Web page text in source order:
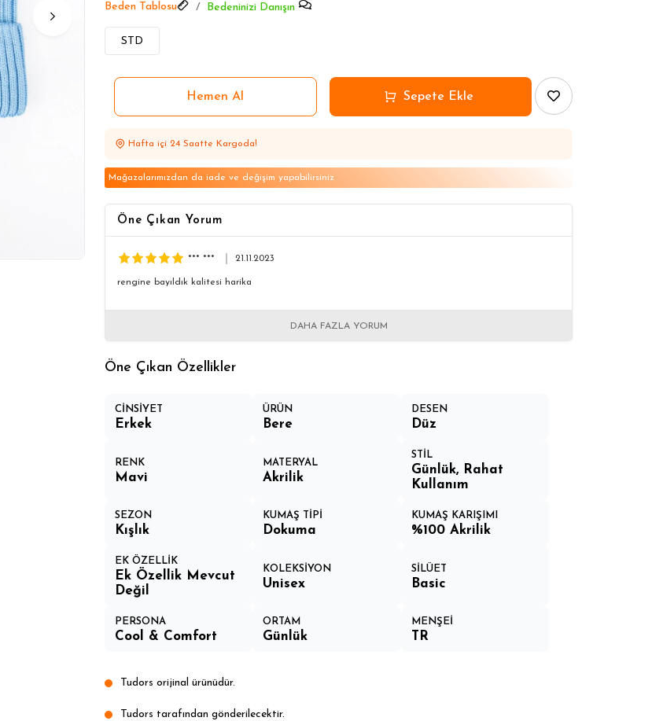
Beden Tablosu Bedeninizi Danışın
STD
Hafta içi 24 Saatte Kargoda!
Mağazalarımızdan da iade ve değişim yapabilirsiniz
Öne Çıkan Yorum
*** *** 21.11.2023
rengine bayıldık kalitesi harika
DAHA FAZLA YORUM
Öne Çıkan Özellikler
CİNSİYET
Erkek
ÜRÜN
Bere
DESEN
Düz
RENK
Mavi
MATERYAL
Akrilik
STİL
Günlük, Rahat
Kullanım
SEZON
Kışlık
KUMAŞ TİPİ
Dokuma
KUMAŞ KARIŞIMI
%100 Akrilik
EK ÖZELLİK
Ek Özellik Mevcut
Değil
KOLEKSİYON
Unisex
SİLÜET
Basic
PERSONA
Cool & Comfort
ORTAM
Günlük
MENŞEİ
TR
Tudors orijinal ürünüdür.
Tudors tarafından gönderilecektir.